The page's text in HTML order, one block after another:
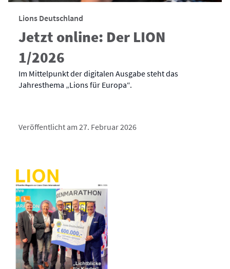
Lions Deutschland
Jetzt online: Der LION
1/2026
Im Mittelpunkt der digitalen Ausgabe steht das
Jahresthema „Lions für Europa“.
Veröffentlicht am 27. Februar 2026